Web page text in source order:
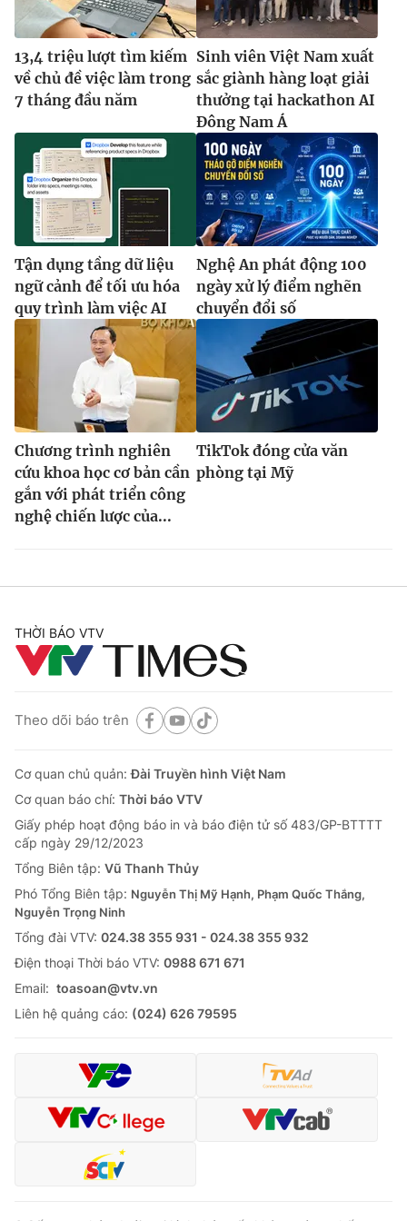
13,4 triệu lượt tìm kiếm
về chủ đề việc làm trong
7 tháng đầu năm
Sinh viên Việt Nam xuất
sắc giành hàng loạt giải
thưởng tại hackathon AI
Đông Nam Á
Tận dụng tầng dữ liệu
ngữ cảnh để tối ưu hóa
quy trình làm việc AI
Nghệ An phát động 100
ngày xử lý điểm nghẽn
chuyển đổi số
Chương trình nghiên
cứu khoa học cơ bản cần
gắn với phát triển công
nghệ chiến lược của...
TikTok đóng cửa văn
phòng tại Mỹ
THỜI BÁO VTV
Theo dõi báo trên
Cơ quan chủ quản:Đài Truyền hình Việt Nam
Cơ quan báo chí: Thời báo VTV
Giấy phép hoạt động báo in và báo điện tử số 483/GP-BTTTT
cấp ngày 29/12/2023
Tổng Biên tập: Vũ Thanh Thủy
Phó Tổng Biên tập: Nguyễn Thị Mỹ Hạnh, Phạm Quốc Thắng,
Nguyễn Trọng Ninh
Tổng đài VTV: 024.38 355 931 - 024.38 355 932
Ðiện thoại Thời báo VTV: 0988 671 671
Email: toasoan@vtv.vn
Liên hệ quảng cáo: (024) 626 79595